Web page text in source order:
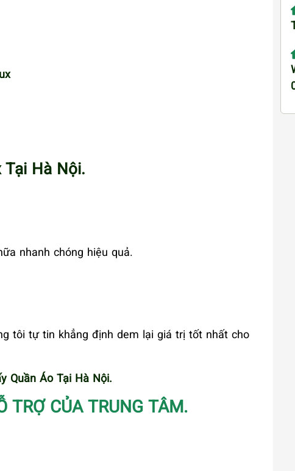
Tại Hà Nội.
nhanh chóng hiệu quả.
tôi tự tin khẳng định dem lại giá trị tốt nhất cho
Quần Áo Tại Hà Nội.
TRỢ CỦA TRUNG TÂM.